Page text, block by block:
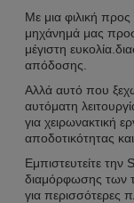
Με μια φιλική
μηχάνημά μας
μέγιστη
απόδοσης.
Αλλά αυτό που
αυτόματη
για χειρωνακτική
αποδοτικότητας
Εμπιστευτείτε
διαμόρφωσης των
για περισσότερες